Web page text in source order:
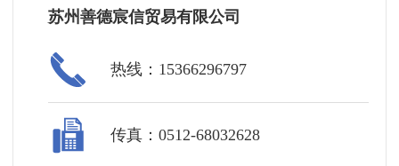
苏州善德宸信贸易有限公司
热线：15366296797
传真：0512-68032628